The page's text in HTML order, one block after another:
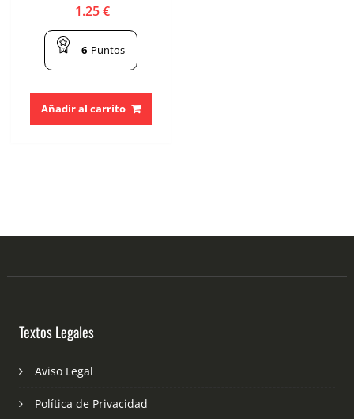
1.25€
6 Puntos
Añadir al carrito
Textos Legales
Aviso Legal
Política de Privacidad